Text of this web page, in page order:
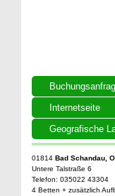
Internetseite
Geografische
01814 Bad Schandau,
Untere Talstraße 6
Telefon: 035022 43304
4 Betten + zusätzlich